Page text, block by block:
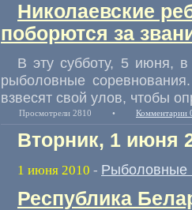
Николаевские
поборются за
В эту субботу, 5 июня, в
рыболовные
взвесят свой улов, чтобы
Просмотрели 2810 • Комментарии
Вторник, 1 июня
1 июня 2010 - Рыболовные
Республика